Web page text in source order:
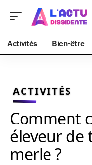
Activités Bien-être
ACTIVITÉS
Comment
éleveur de
merle ?